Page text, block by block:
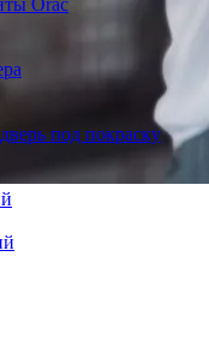
Orac
под покраску